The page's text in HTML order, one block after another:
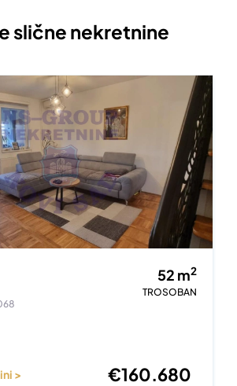
slične nekretnine
52 m2
TROSOBAN
> €160.680